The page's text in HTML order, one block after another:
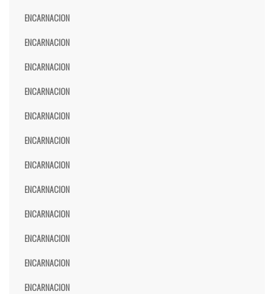
ENCARNACION
ENCARNACION
ENCARNACION
ENCARNACION
ENCARNACION
ENCARNACION
ENCARNACION
ENCARNACION
ENCARNACION
ENCARNACION
ENCARNACION
ENCARNACION